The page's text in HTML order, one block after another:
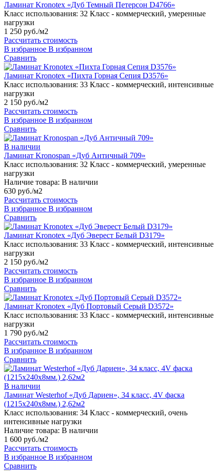
Ламинат Kronotex «Дуб Темный Петерсон D4766»
Класс использования: 32 Класс - коммерческий, умеренные
нагрузки
1 250 руб./м2
Рассчитать стоимость
В избранное В избранном
Сравнить
Ламинат Kronotex «Пихта Горная Сепия D3576»
Класс использования: 33 Класс - коммерческий, интенсивные
нагрузки
2 150 руб./м2
Рассчитать стоимость
В избранное В избранном
Сравнить
В наличии
Ламинат Kronospan «Дуб Античный 709»
Класс использования: 32 Класс - коммерческий, умеренные
нагрузки
Наличие товара: В наличии
630 руб./м2
Рассчитать стоимость
В избранное В избранном
Сравнить
Ламинат Kronotex «Дуб Эверест Белый D3179»
Класс использования: 33 Класс - коммерческий, интенсивные
нагрузки
2 150 руб./м2
Рассчитать стоимость
В избранное В избранном
Сравнить
Ламинат Kronotex «Дуб Портовый Серый D3572»
Класс использования: 33 Класс - коммерческий, интенсивные
нагрузки
1 790 руб./м2
Рассчитать стоимость
В избранное В избранном
Сравнить
В наличии
Ламинат Westerhof «Дуб Дариен», 34 класс, 4V фаска
(1215х240х8мм.) 2,62м2
Класс использования: 34 Класс - коммерческий, очень
интенсивные нагрузки
Наличие товара: В наличии
1 600 руб./м2
Рассчитать стоимость
В избранное В избранном
Сравнить